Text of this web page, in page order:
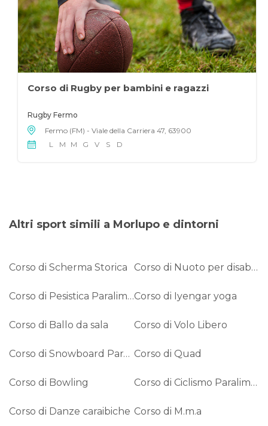
Corso di Rugby per bambini e ragazzi
Rugby Fermo
Fermo (FM) - Viale della Carriera 47, 63900
L
M M G V S D
Altri sport simili a Morlupo e dintorni
Corso di Scherma Storica Corso di Nuoto per disabili intellettivi
Corso di Pesistica ParalimpicaCorso di Iyengar yoga
Corso di Ballo da sala Corso di Volo Libero
Corso di Snowboard Paralimpico Corso di Quad
Corso di Bowling Corso di Ciclismo Paralimpico
Corso di Danze caraibiche Corso di M.m.a